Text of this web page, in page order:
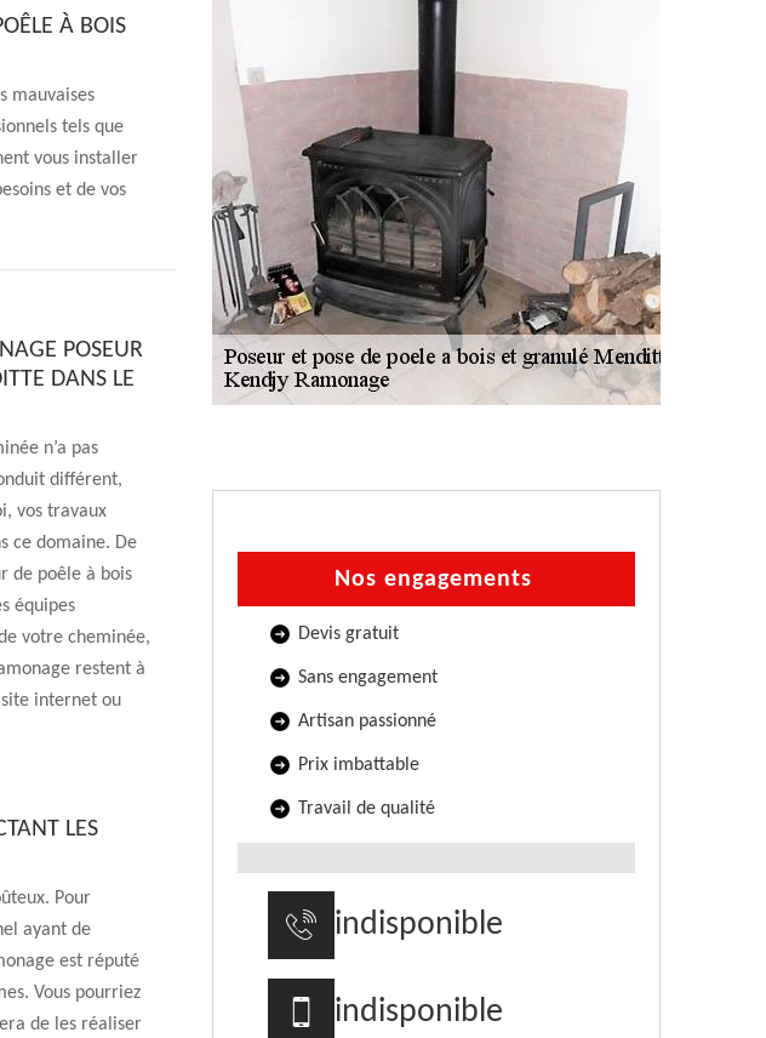
À BOIS
mauvaises
tels que
vous installer
et de vos
POSEUR
DANS LE
n’a pas
différent,
vos travaux
ce domaine. De
de poêle à bois
équipes
votre cheminée,
restent à
internet ou
LES
Pour
ayant de
est réputé
Vous pourriez
de les réaliser
Nos engagements
Devis gratuit
Sans engagement
Artisan passionné
Prix imbattable
Travail de qualité
indisponible
indisponible